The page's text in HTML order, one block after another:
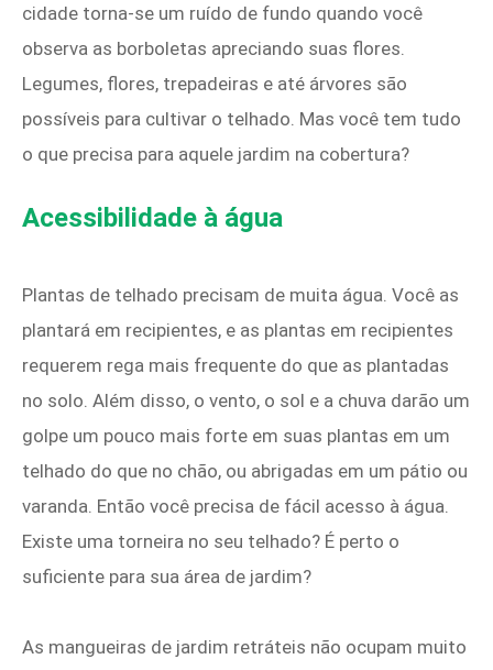
cidade torna-se um ruído de fundo quando você
observa as borboletas apreciando suas flores.
Legumes, flores, trepadeiras e até árvores são
possíveis para cultivar o telhado. Mas você tem tudo
o que precisa para aquele jardim na cobertura?
Acessibilidade à água
Plantas de telhado precisam de muita água. Você as
plantará em recipientes, e as plantas em recipientes
requerem rega mais frequente do que as plantadas
no solo. Além disso, o vento, o sol e a chuva darão um
golpe um pouco mais forte em suas plantas em um
telhado do que no chão, ou abrigadas em um pátio ou
varanda. Então você precisa de fácil acesso à água.
Existe uma torneira no seu telhado? É perto o
suficiente para sua área de jardim?
As mangueiras de jardim retráteis não ocupam muito